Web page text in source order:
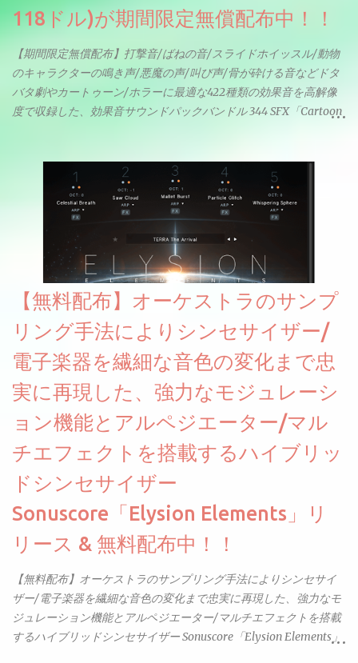
118ドル)が期間限定無償配布中！！
【期間限定無償配布】打撃音/ばねの音/スライドホイッスル/動物
のキャラクターの鳴き声/悪魔の声/叫び声/骨が砕ける音などドタ
バタ劇やカートゥーン/ホラーに最適な422種類の効果音を高解像
度で収録した、効果音サウンドパックバンドル 344 SFX「Cartoon
【無料配布】オーケストラのサンプ
リング手法によりシンセサイザー/
電子楽器を繊細な音色の変化まで忠
実に再現した、強力なモジュレーシ
ョン機能とアルペジエーター/マル
チエフェクトを搭載するハイブリッ
ドシンセサイザー
Sonuscore「Elysion Elements」リ
リース & 無料配布中！！
【無料配布】オーケストラのサンプリング手法によりシンセサイ
ザー/電子楽器を繊細な音色の変化まで忠実に再現した、強力なモ
ジュレーション機能とアルペジエーター/マルチエフェクトを搭載
するハイブリッドシンセサイザー Sonuscore「Elysion Elements」